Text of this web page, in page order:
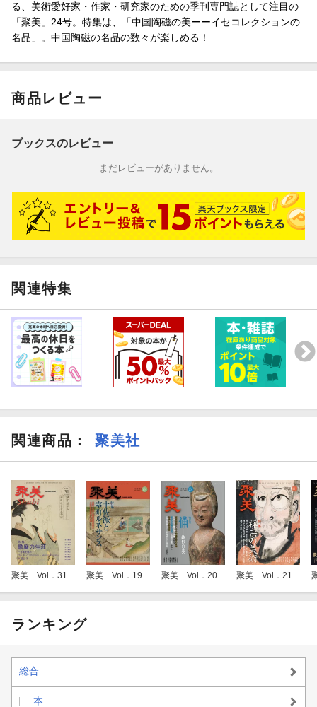
る、美術愛好家・作家・研究家のための季刊専門誌として注目の
「聚美」24号。特集は、「中国陶磁の美ーーイセコレクションの
名品」。中国陶磁の名品の数々が楽しめる！
商品レビュー
ブックスのレビュー
まだレビューがありません。
関連特集
関連商品 ： 聚美社
聚美 Vol．31 聚美 Vol．19 聚美 Vol．20 聚美 Vol．21
ランキング
総合
本